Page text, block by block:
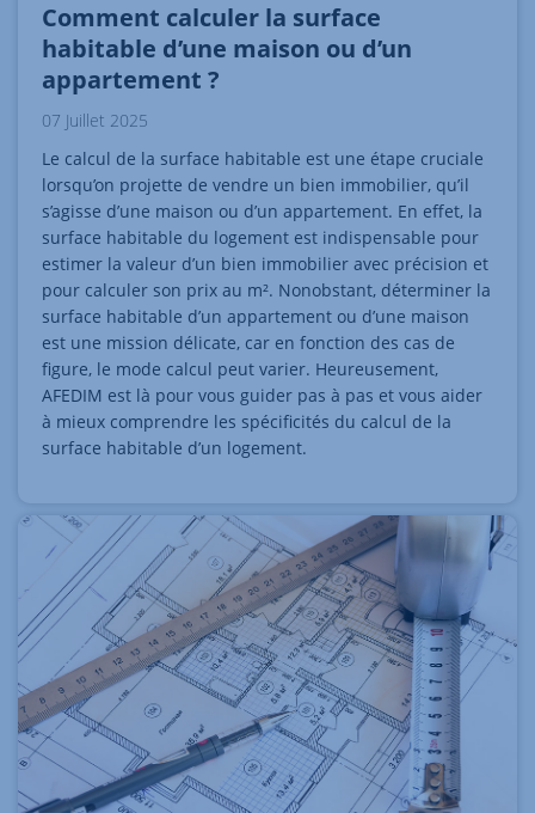
Comment calculer la surface
habitable d’une maison ou d’un
appartement ?
07 Juillet 2025
Le calcul de la surface habitable est une étape cruciale
lorsqu’on projette de vendre un bien immobilier, qu’il
s’agisse d’une maison ou d’un appartement. En effet, la
surface habitable du logement est indispensable pour
estimer la valeur d’un bien immobilier avec précision et
pour calculer son prix au m². Nonobstant, déterminer la
surface habitable d’un appartement ou d’une maison
est une mission délicate, car en fonction des cas de
figure, le mode calcul peut varier. Heureusement,
AFEDIM est là pour vous guider pas à pas et vous aider
à mieux comprendre les spécificités du calcul de la
surface habitable d’un logement.